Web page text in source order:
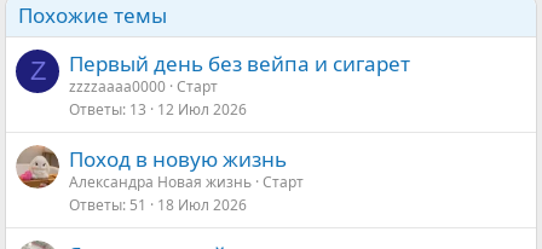
Похожие темы
Z Первый день без вейпа и сигарет
zzzzaaaa0000 Старт
Ответы 13 12 Июл 2026
Поход в новую жизнь
Александра Новая жизнь Старт
Ответы 51 18 Июл 2026